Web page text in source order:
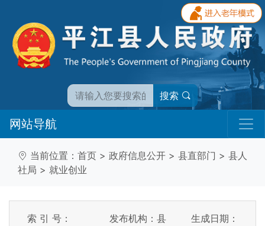
搜索
网站导航
当前位置： 首页 > 政府信息公开 > 县直部门 > 县人
社局 > 就业创业
索 引 号：
发布机构：县
生成日期：